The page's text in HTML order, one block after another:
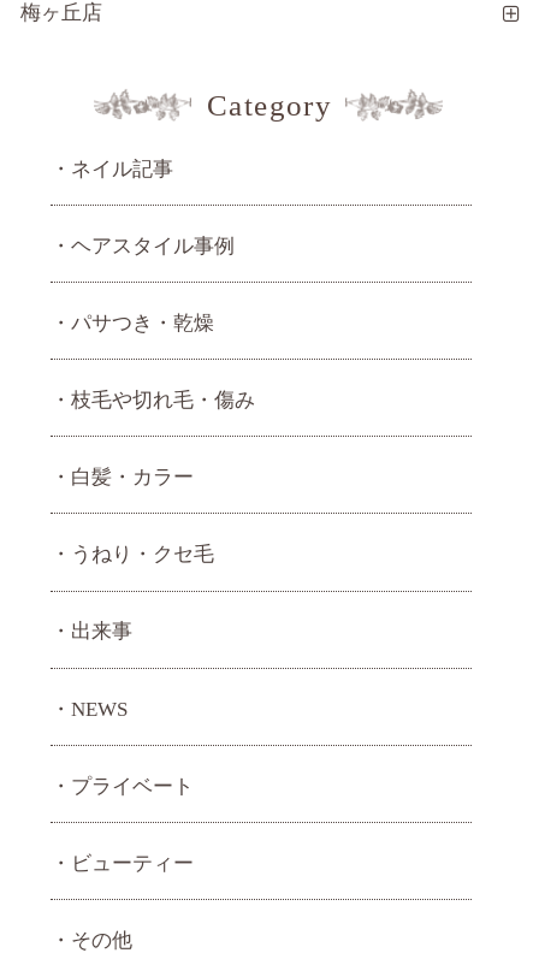
梅ヶ丘店
Category
ネイル記事
ヘアスタイル事例
パサつき・乾燥
枝毛や切れ毛・傷み
白髪・カラー
うねり・ クセ毛
出来事
NEWS
プライベート
ビューティー
その他